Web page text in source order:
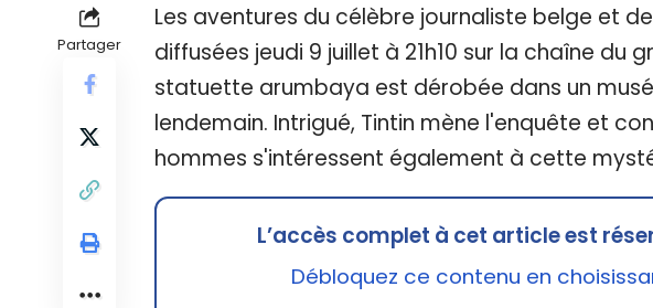
Partager
Les aventures du célèbre journaliste belge et
diffusées jeudi 9 juillet à 21h10 sur la chaîne du
statuette arumbaya est dérobée dans un
lendemain. Intrigué, Tintin mène l'enquête et
hommes s'intéressent également à cette
L’accès complet à cet article est
Débloquez ce contenu en